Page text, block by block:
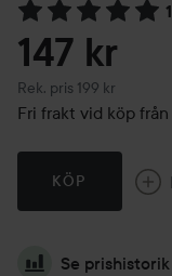
Hoppa till Betyg &
147 kr
Rek. pris 199 kr
Rekommenderat pris
Fri frakt vid köp
KÖP
Se prishistorik